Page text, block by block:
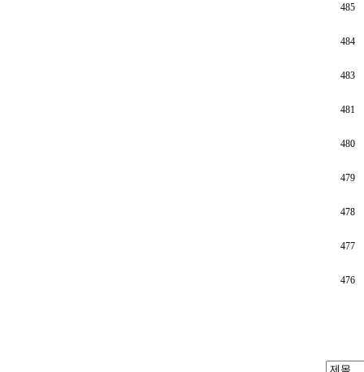
485
484
483
481
480
479
478
477
476